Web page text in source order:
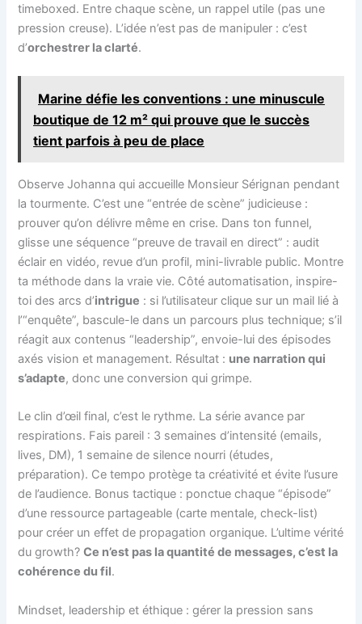
timeboxed. Entre chaque scène, un rappel utile (pas une
pression creuse). L’idée n’est pas de manipuler : c’est
d’orchestrer la clarté.
Marine défie les conventions : une minuscule
boutique de 12 m² qui prouve que le succès
tient parfois à peu de place
Observe Johanna qui accueille Monsieur Sérignan pendant
la tourmente. C’est une “entrée de scène” judicieuse :
prouver qu’on délivre même en crise. Dans ton funnel,
glisse une séquence “preuve de travail en direct” : audit
éclair en vidéo, revue d’un profil, mini-livrable public. Montre
ta méthode dans la vraie vie. Côté automatisation, inspire-
toi des arcs d’intrigue : si l’utilisateur clique sur un mail lié à
l’“enquête”, bascule-le dans un parcours plus technique; s’il
réagit aux contenus “leadership”, envoie-lui des épisodes
axés vision et management. Résultat : une narration qui
s’adapte, donc une conversion qui grimpe.
Le clin d’œil final, c’est le rythme. La série avance par
respirations. Fais pareil : 3 semaines d’intensité (emails,
lives, DM), 1 semaine de silence nourri (études,
préparation). Ce tempo protège ta créativité et évite l’usure
de l’audience. Bonus tactique : ponctue chaque “épisode”
d’une ressource partageable (carte mentale, check-list)
pour créer un effet de propagation organique. L’ultime vérité
du growth?Ce n’est pas la quantité de messages, c’est la
cohérence du fil.
Mindset, leadership et éthique : gérer la pression sans